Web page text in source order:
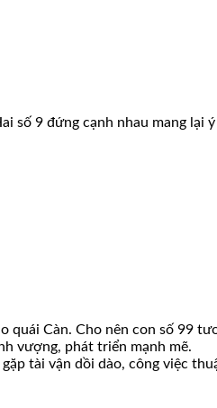
số 9 đứng cạnh nhau mang
quái Càn. Cho nên con số 99
vượng, phát triển mạnh mẽ.
tài vận dồi dào, công việc